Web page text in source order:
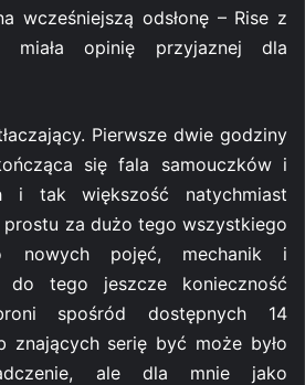
wcześniejszą odsłonę – Rise z
opinię przyjaznej dla
Pierwsze dwie godziny
się fala samouczków i
i tak większość natychmiast
prostu za dużo tego wszystkiego
nowych pojęć, mechanik i
tego jeszcze konieczność
spośród dostępnych 14
znających serię być może było
ale dla mnie jako